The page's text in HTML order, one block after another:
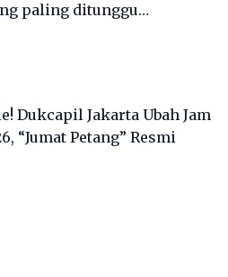
paling ditunggu